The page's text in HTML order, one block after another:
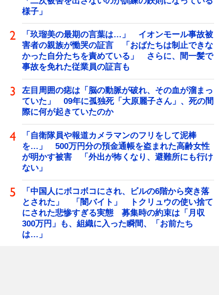
様子」
「玖瑠美の最期の言葉は…」 イオンモール事故被
害者の親族が慟哭の証言 「おばたちは制止できな
かった自分たちを責めている」 さらに、間一髪で
事故を免れた従業員の証言も
左目周囲の痣は「脳の動脈が破れ、その血が溜まっ
ていた」 09年に孤独死「大原麗子さん」、死の間
際に何が起きていたのか
「自衛隊員や報道カメラマンのフリをして泥棒
を…」 500万円分の預金通帳を盗まれた高齢女性
が明かす被害 「外出が怖くなり、避難所にも行け
ない」
「中国人にボコボコにされ、ビルの6階から突き落
とされた」 「闇バイト」 トクリュウの使い捨て
にされた悲惨すぎる実態 募集時の約束は「月収
300万円」も、組織に入った瞬間、「お前たち
は…」